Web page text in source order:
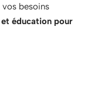
besoins
éducation pour